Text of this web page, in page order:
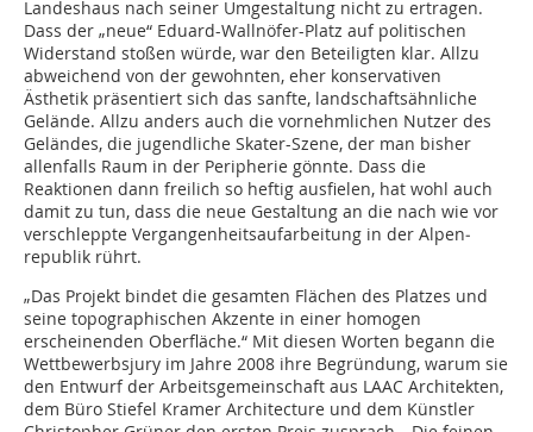
Landeshaus nach seiner Umgestaltung nicht zu ertragen.
Dass der „neue“ Eduard-Wallnöfer-Platz auf politischen
Widerstand stoßen würde, war den Beteiligten klar. Allzu
abweichend von der gewohnten, eher konservativen
Ästhetik präsentiert sich das sanfte, landschaftsähnliche
Gelände. Allzu anders auch die vornehmlichen Nutzer des
Geländes, die jugendliche Skater-Szene, der man bisher
allenfalls Raum in der Peripherie gönnte. Dass die
Reaktionen dann freilich so heftig ausfielen, hat wohl auch
damit zu tun, dass die neue Gestaltung an die nach wie vor
verschleppte Vergangenheitsaufarbeitung in der Alpen­
republik rührt.
„Das Projekt bindet die gesamten Flächen des Platzes und
seine topographischen Akzente in einer homogen
erscheinenden Oberfläche.“ Mit diesen Worten begann die
Wettbewerbsjury im Jahre 2008 ihre Begründung, warum sie
den Entwurf der Arbeitsgemeinschaft aus LAAC Architekten,
dem Büro Stiefel Kramer Architecture und dem Künstler